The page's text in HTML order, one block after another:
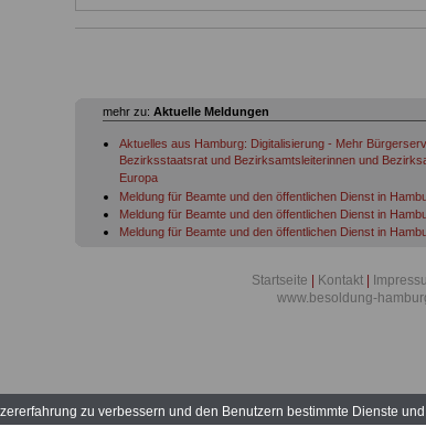
mehr zu: Aktuelle Meldungen
Aktuelles aus Hamburg: Digitalisierung - Mehr
Bezirksstaatsrat und Bezirksamtsleiterinnen und
Europa
Meldung für Beamte und den öffentlichen Dienst in
Meldung für Beamte und den öffentlichen Dienst in
Meldung für Beamte und den öffentlichen Dienst in
Meldung für Beamte und den öffentlichen Dienst in
Meldung für Beamte und den öffentlichen Dienst in
Meldung für Beamte und den öffentlichen Dienst in
Startseite Kontakt
www.besoldung-
zu verbessern und den Benutzern bestimmte Dienste